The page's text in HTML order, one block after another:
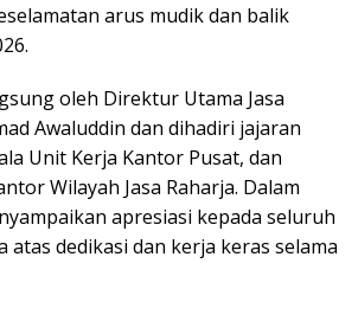
arus mudik dan balik
oleh Direktur Utama Jasa
Awaluddin dan dihadiri jajaran
Unit Kerja Kantor Pusat, dan
Wilayah Jasa Raharja. Dalam
apresiasi kepada seluruh
atas dedikasi dan kerja keras selama